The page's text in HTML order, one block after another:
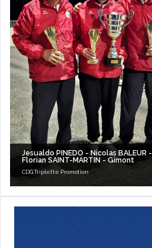
Jesualdo PINEDO - Nicolas BALEUR -
Florian SAINT-MARTIN - Gimont
CDG Triplette Promotion